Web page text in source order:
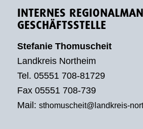
INTERNES
GESCHÄFTSSTELLE
Stefanie Thomuscheit
Landkreis Northeim
Tel. 05551 708-81729
Fax 05551 708-739
Mail: sthomuscheit@landkreis-